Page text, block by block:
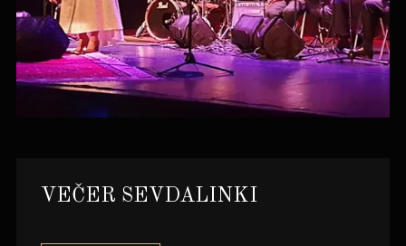
VEČER SEVDALINKI